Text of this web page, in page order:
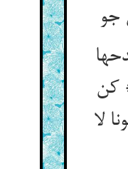
جو
کن
لا